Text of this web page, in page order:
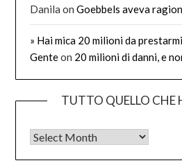
Danila onGoebbels aveva
» Hai mica 20 milioni da
Genteon 20 milioni di danni, e
TUTTO QUELLO CHE
Tutto quello che ho scritto